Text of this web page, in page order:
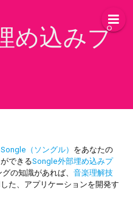
め込みプ
（ソングル） をあなたの
できるSongle外部埋め込みプ
の知識があれば、音楽理解技
た、アプリケーションを開発す